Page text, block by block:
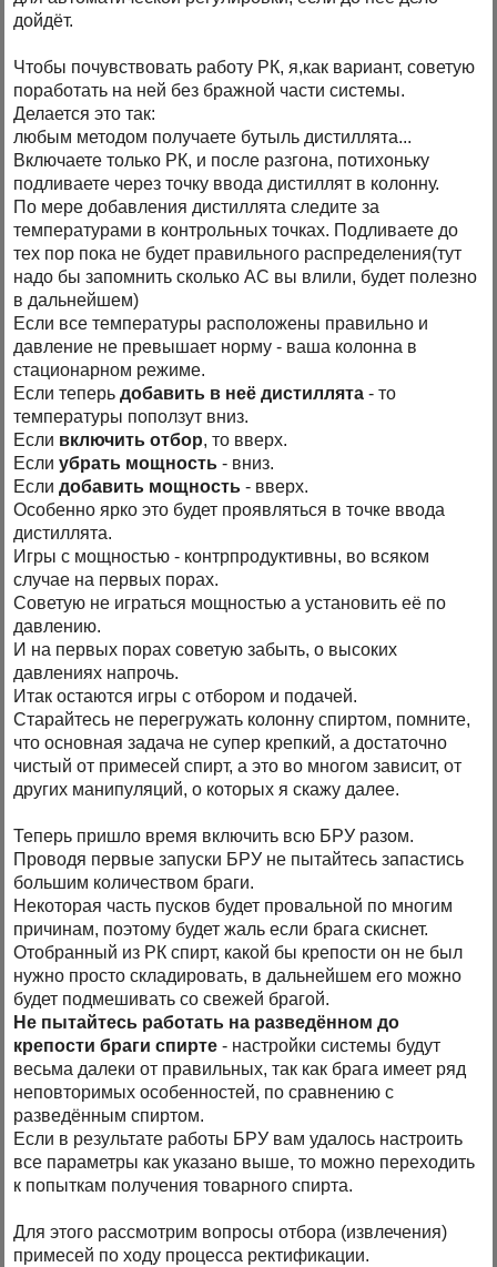
дойдёт.
Чтобы почувствовать работу РК, я,как вариант, советую
поработать на ней без бражной части системы.
Делается это так:
любым методом получаете бутыль дистиллята...
Включаете только РК, и после разгона, потихоньку
подливаете через точку ввода дистиллят в колонну.
По мере добавления дистиллята следите за
температурами в контрольных точках. Подливаете до
тех пор пока не будет правильного распределения(тут
надо бы запомнить сколько АС вы влили, будет полезно
в дальнейшем)
Если все температуры расположены правильно и
давление не превышает норму - ваша колонна в
стационарном режиме.
Если теперьдобавить в неё дистиллята - то
температуры поползут вниз.
Если включить отбор, то вверх.
Еслиубрать мощность - вниз.
Еслидобавить мощность - вверх.
Особенно ярко это будет проявляться в точке ввода
дистиллята.
Игры с мощностью - контрпродуктивны, во всяком
случае на первых порах.
Советую не играться мощностью а установить её по
давлению.
И на первых порах советую забыть, о высоких
давлениях напрочь.
Итак остаются игры с отбором и подачей.
Старайтесь не перегружать колонну спиртом, помните,
что основная задача не супер крепкий, а достаточно
чистый от примесей спирт, а это во многом зависит, от
других манипуляций, о которых я скажу далее.
Теперь пришло время включить всю БРУ разом.
Проводя первые запуски БРУ не пытайтесь запастись
большим количеством браги.
Некоторая часть пусков будет провальной по многим
причинам, поэтому будет жаль если брага скиснет.
Отобранный из РК спирт, какой бы крепости он не был
нужно просто складировать, в дальнейшем его можно
будет подмешивать со свежей брагой.
Не пытайтесь работать на разведённом до
крепости браги спирте - настройки системы будут
весьма далеки от правильных, так как брага имеет ряд
неповторимых особенностей, по сравнению с
разведённым спиртом.
Если в результате работы БРУ вам удалось настроить
все параметры как указано выше, то можно переходить
к попыткам получения товарного спирта.
Для этого рассмотрим вопросы отбора (извлечения)
примесей по ходу процесса ректификации.